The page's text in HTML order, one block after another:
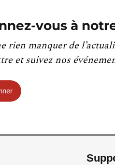
vous à
rien manquer de
et suivez nos